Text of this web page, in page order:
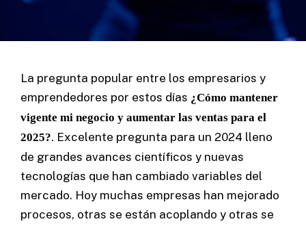
La pregunta popular entre los empresarios y
emprendedores por estos días ¿Cómo mantener
vigente mi negocio y aumentar las ventas para el
2025?. Excelente pregunta para un 2024 lleno
de grandes avances científicos y nuevas
tecnologías que han cambiado variables del
mercado. Hoy muchas empresas han mejorado
procesos, otras se están acoplando y otras se